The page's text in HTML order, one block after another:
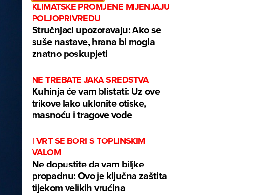
KLIMATSKE PROMJENE MIJENJAJU
POLJOPRIVREDU
Stručnjaci upozoravaju: Ako se
suše nastave, hrana bi mogla
znatno poskupjeti
NE TREBATE JAKA SREDSTVA
Kuhinja će vam blistati: Uz ove
trikove lako uklonite otiske,
masnoću i tragove vode
I VRT SE BORI S TOPLINSKIM
VALOM
Ne dopustite da vam biljke
propadnu: Ovo je ključna zaštita
tijekom velikih vrućina